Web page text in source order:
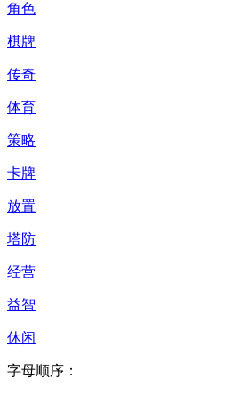
角色
棋牌
传奇
体育
策略
卡牌
放置
塔防
经营
益智
休闲
字母顺序：